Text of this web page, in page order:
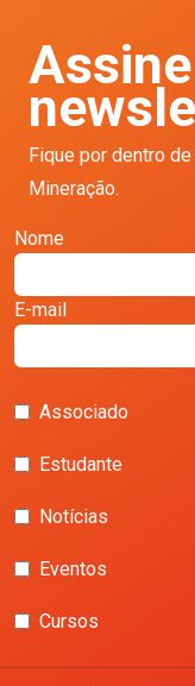
Fique por dentro
Mineração.
Nome
E-mail
Associado
Estudante
Notícias
Eventos
Cursos